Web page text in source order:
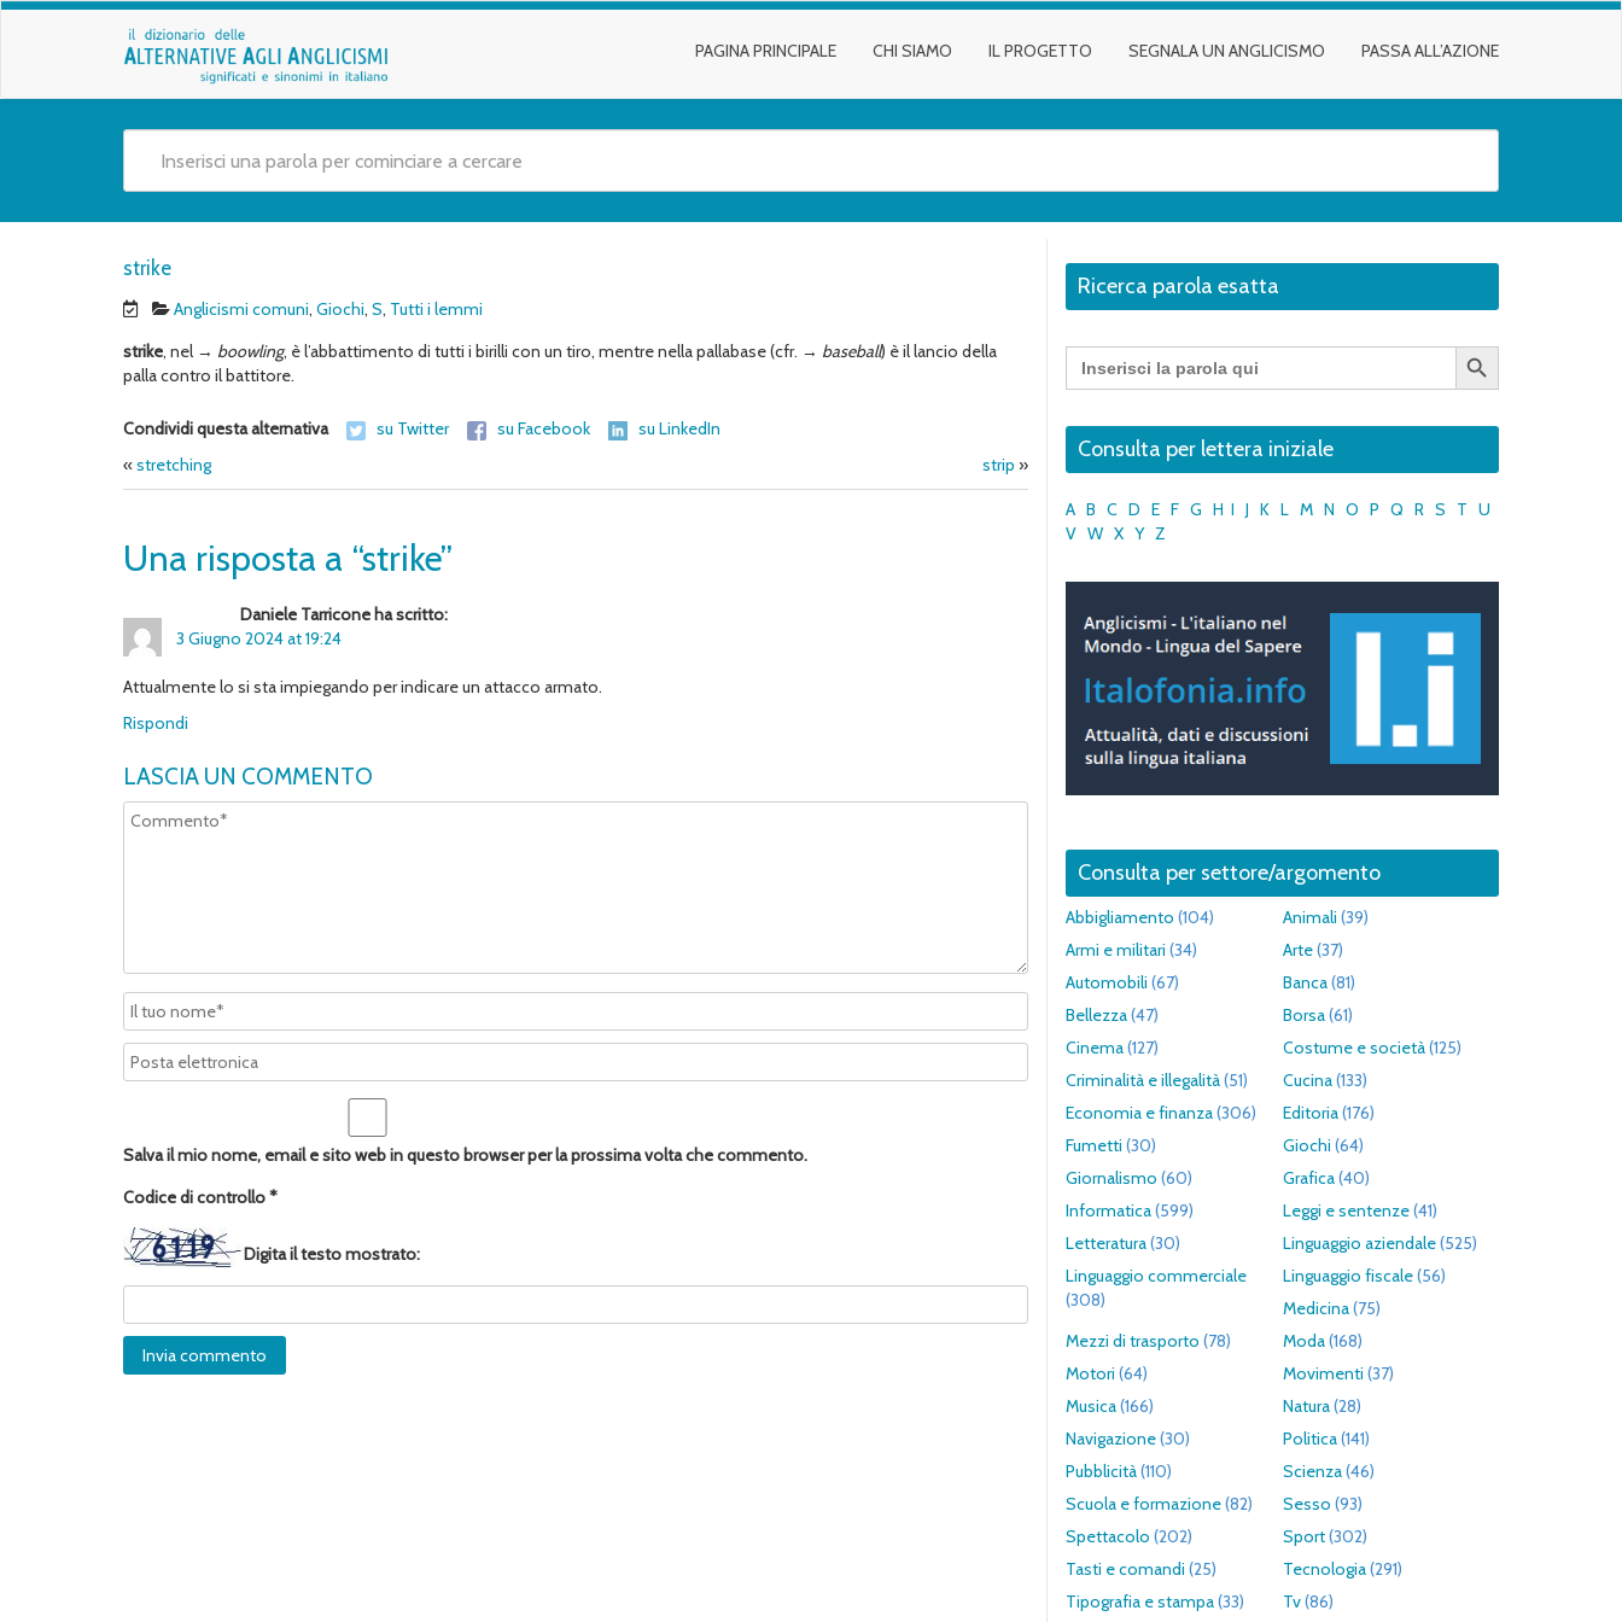
PAGINA PRINCIPALE CHI SIAMO IL PROGETTO SEGNALA UN ANGLICISMO PASSA ALL’AZIONE
strike
Anglicismi comuni, Giochi, S, Tutti i lemmi
strike, nel → boowling, è l’abbattimento di tutti i birilli con un tiro, mentre nella pallabase (cfr. → baseball) è il lancio della
palla contro il battitore.
Condividi questa alternativa su Twitter su Facebook
su LinkedIn
«stretching strip »
Una risposta a “strike”
Daniele Tarricone ha scritto:
3 Giugno 2024 at 19:24
Attualmente lo si sta impiegando per indicare un attacco armato.
Rispondi
LASCIA UN COMMENTO
Salva il mio nome, email e sito web in questo browser per la prossima volta che commento.
Codice di controllo*
Digita il testo mostrato:
Ricerca parola esatta
Search
for:
Search Button
Consulta per lettera iniziale
A B C D E F G H I J K L M N O P Q R S T U
V W X Y Z
Consulta per settore/argomento
Abbigliamento (104) Animali (39)
Armi e militari (34) Arte(37)
Automobili (67) Banca(81)
Bellezza(47) Borsa(61)
Cinema(127) Costume e società(125)
Criminalità e illegalità(51) Cucina(133)
Economia e finanza(306) Editoria(176)
Fumetti (30) Giochi (64)
Giornalismo (60) Grafica(40)
Informatica(599) Leggi e sentenze(41)
Letteratura(30) Linguaggio aziendale(525)
Linguaggio commerciale
(308)
Linguaggio fiscale(56)
Medicina(75)
Mezzi di trasporto (78) Moda(168)
Motori (64) Movimenti (37)
Musica(166) Natura(28)
Navigazione(30) Politica(141)
Pubblicità(110) Scienza(46)
Scuola e formazione(82) Sesso (93)
Spettacolo (202) Sport(302)
Tasti e comandi (25) Tecnologia(291)
Tipografia e stampa(33) Tv(86)